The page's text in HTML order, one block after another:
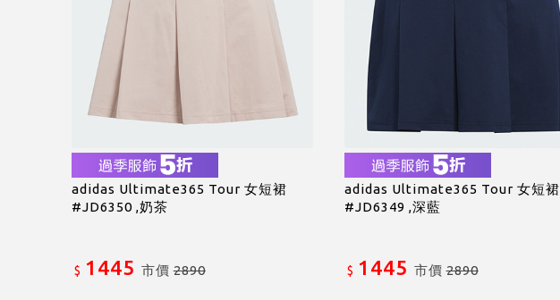
adidas Ultimate365 Tour 女短裙
#JD6350 ,奶茶
$ 1445 市價2890
adidas Ultimate365 Tour 女短裙
#JD6349 ,深藍
$ 1445 市價2890